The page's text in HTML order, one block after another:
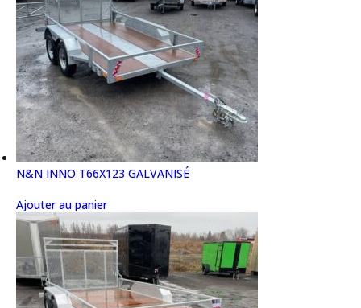
N&N INNO T66X123 GALVANISÉ
Ajouter au panier